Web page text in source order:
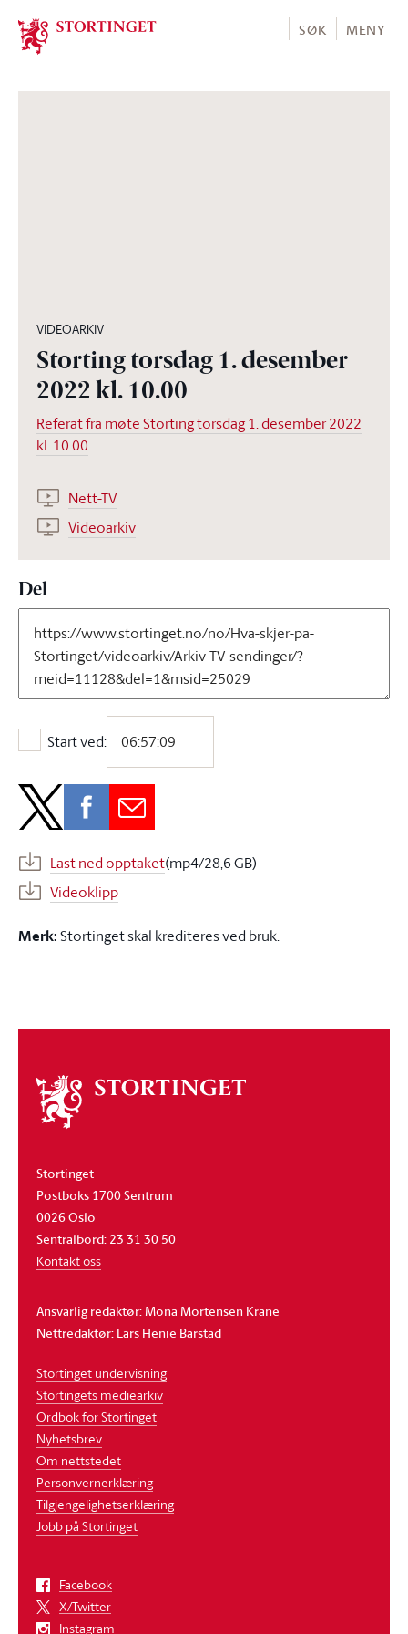
Stortinget.no
SØK MENY
VIDEOARKIV
Storting torsdag 1. desember
2022 kl. 10.00
Referat fra møte Storting torsdag 1. desember 2022
kl. 10.00
Nett-TV
Videoarkiv
Del
Start ved:
Start ved:
Last ned opptaket(mp4/28,6 GB)
Videoklipp
Merk:Stortinget skal krediteres ved bruk.
Om
stortinget
Stortinget
Postboks 1700 Sentrum
0026 Oslo
Sentralbord: 23 31 30 50
Kontakt oss
Ansvarlig redaktør: Mona Mortensen Krane
Nettredaktør: Lars Henie Barstad
Stortinget undervisning
Stortingets mediearkiv
Ordbok for Stortinget
Nyhetsbrev
Om nettstedet
Personvernerklæring
Tilgjengelighetserklæring
Jobb på Stortinget
Facebook
X/Twitter
Instagram